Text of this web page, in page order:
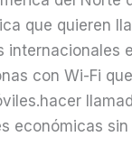
que quieren
internacionales
con Wi-Fi
económicas